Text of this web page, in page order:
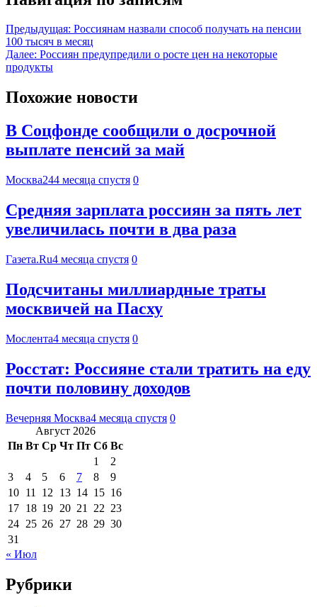
Предыдущая: Россиянам назвали способ получать на пенсии
100 тысяч в месяц
Далее: Россиян предупредили о росте цен на некоторые
продукты
Похожие новости
В Соцфонде сообщили о досрочной
выплате пенсий за май
Москва244 месяца спустя 0
Средняя зарплата россиян за пять лет
увеличилась почти в два раза
Газета.Ru4 месяца спустя 0
Подсчитаны миллиардные траты
москвичей на Пасху
Мослента4 месяца спустя 0
Росстат: Россияне стали тратить на еду
почти половину доходов
Вечерняя Москва4 месяца спустя 0
Август 2026
Пн Вт Ср Чт Пт Сб Вс
1
2
3
4 5 6 7 8
9
10 11 12 13 14 15 16
17 18 19 20 21 22 23
24 25 26 27 28 29 30
31
« Июл
Рубрики